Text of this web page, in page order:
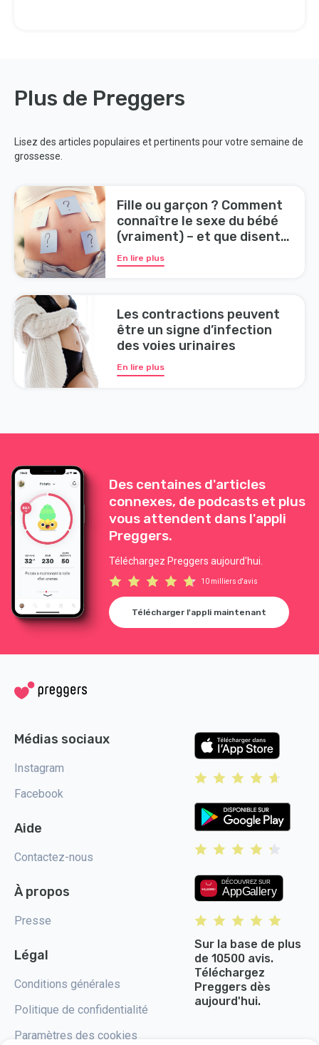
Plus de Preggers
Lisez des articles populaires et pertinents pour votre semaine de
grossesse.
Fille ou garçon ? Comment
connaître le sexe du bébé
(vraiment) – et que disent
les mythes ?
En lire plus
Les contractions peuvent
être un signe d’infection
des voies urinaires
En lire plus
Des centaines d'articles
connexes, de podcasts et plus
vous attendent dans l'appli
Preggers.
Téléchargez Preggers aujourd'hui.
10 milliers d'avis
Télécharger l'appli maintenant
Médias sociaux
Instagram
Facebook
Aide
Contactez-nous
À propos
Presse
Légal
Conditions générales
Politique de confidentialité
Paramètres des cookies
Sur la base de plus
de 10500 avis.
Téléchargez
Preggers dès
aujourd'hui.